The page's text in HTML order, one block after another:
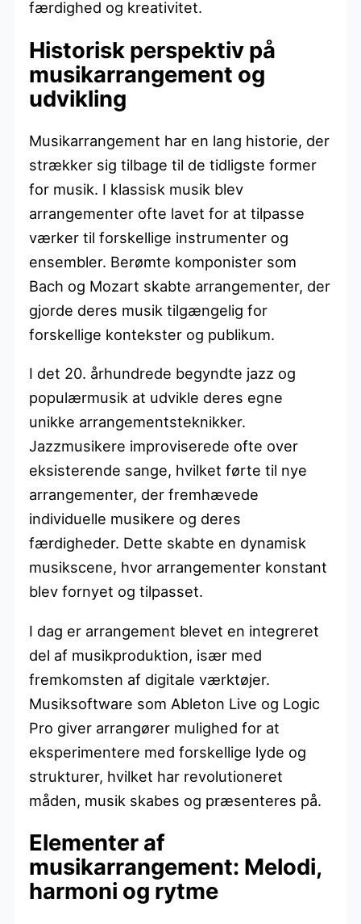
færdighed og kreativitet.
Historisk perspektiv på
musikarrangement og
udvikling
Musikarrangement har en lang historie, der
strækker sig tilbage til de tidligste former
for musik. I klassisk musik blev
arrangementer ofte lavet for at tilpasse
værker til forskellige instrumenter og
ensembler. Berømte komponister som
Bach og Mozart skabte arrangementer, der
gjorde deres musik tilgængelig for
forskellige kontekster og publikum.
I det 20. århundrede begyndte jazz og
populærmusik at udvikle deres egne
unikke arrangementsteknikker.
Jazzmusikere improviserede ofte over
eksisterende sange, hvilket førte til nye
arrangementer, der fremhævede
individuelle musikere og deres
færdigheder. Dette skabte en dynamisk
musikscene, hvor arrangementer konstant
blev fornyet og tilpasset.
I dag er arrangement blevet en integreret
del af musikproduktion, især med
fremkomsten af digitale værktøjer.
Musiksoftware som Ableton Live og Logic
Pro giver arrangører mulighed for at
eksperimentere med forskellige lyde og
strukturer, hvilket har revolutioneret
måden, musik skabes og præsenteres på.
Elementer af
musikarrangement: Melodi,
harmoni og rytme